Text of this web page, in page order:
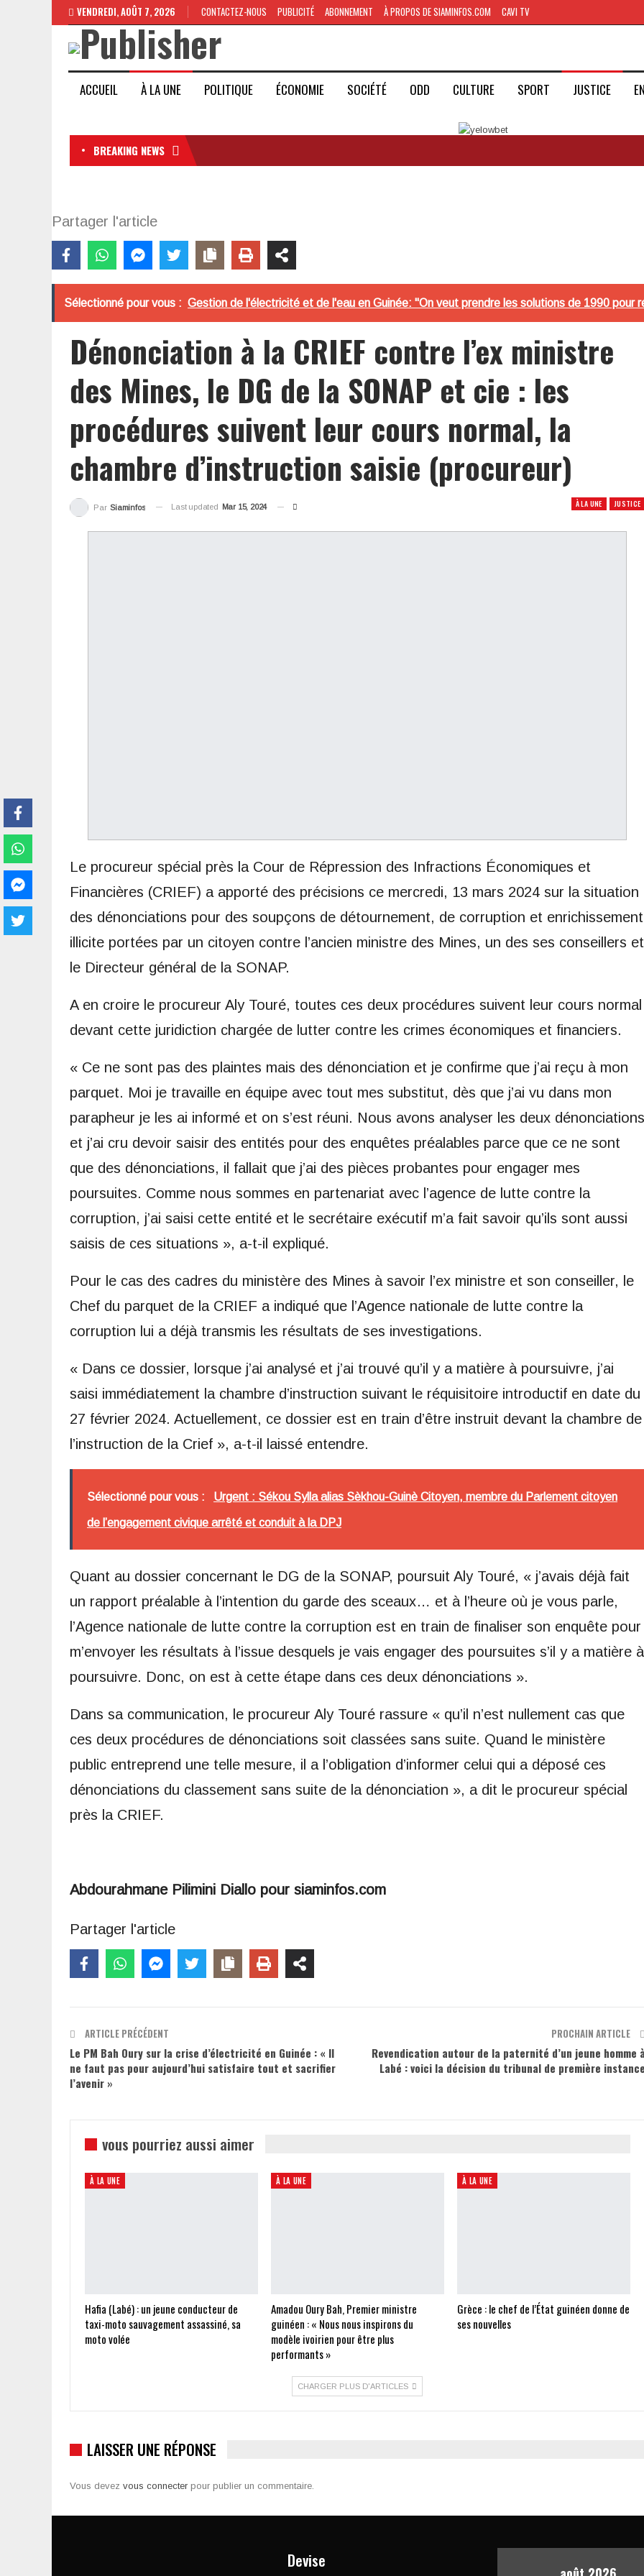
VENDREDI, AOÛT 7, 2026 CONTACTEZ-NOUS PUBLICITÉ ABONNEMENT À PROPOS DE SIAMINFOS.COM CAVI TV
ACCUEIL À LA UNE POLITIQUE ÉCONOMIE SOCIÉTÉ ODD CULTURE SPORT JUSTICE
BREAKING NEWS
Partager l'article
Sélectionné pour vous : Gestion de l'électricité et de l'eau en Guinée: "On veut prendre les solutions de 1990 pour
Dénonciation à la CRIEF contre l’ex ministre
des Mines, le DG de la SONAP et cie : les
procédures suivent leur cours normal, la
chambre d’instruction saisie (procureur)
À LA UNE JUSTICE
Par Siaminfos Last updated Mar 15, 2024
Le procureur spécial près la Cour de Répression des Infractions Économiques et
Financières (CRIEF) a apporté des précisions ce mercredi, 13 mars 2024 sur la situation
des dénonciations pour des soupçons de détournement, de corruption et enrichissement
illicite portées par un citoyen contre l’ancien ministre des Mines, un des ses conseillers et
le Directeur général de la SONAP.
A en croire le procureur Aly Touré, toutes ces deux procédures suivent leur cours normal
devant cette juridiction chargée de lutter contre les crimes économiques et financiers.
« Ce ne sont pas des plaintes mais des dénonciation et je confirme que j’ai reçu à mon
parquet. Moi je travaille en équipe avec tout mes substitut, dès que j’ai vu dans mon
parapheur je les ai informé et on s’est réuni. Nous avons analyser les deux dénonciations
et j’ai cru devoir saisir des entités pour des enquêtes préalables parce que ce ne sont
que des dénonciations, il fallait que j’ai des pièces probantes pour engager mes
poursuites. Comme nous sommes en partenariat avec l’agence de lutte contre la
corruption, j’ai saisi cette entité et le secrétaire exécutif m’a fait savoir qu’ils sont aussi
saisis de ces situations », a-t-il expliqué.
Pour le cas des cadres du ministère des Mines à savoir l’ex ministre et son conseiller, le
Chef du parquet de la CRIEF a indiqué que l’Agence nationale de lutte contre la
corruption lui a déjà transmis les résultats de ses investigations.
« Dans ce dossier, lorsque j’ai analysé et j’ai trouvé qu’il y a matière à poursuivre, j’ai
saisi immédiatement la chambre d’instruction suivant le réquisitoire introductif en date du
27 février 2024. Actuellement, ce dossier est en train d’être instruit devant la chambre de
l’instruction de la Crief », a-t-il laissé entendre.
Sélectionné pour vous : Urgent : Sékou Sylla alias Sèkhou-Guinè Citoyen, membre du Parlement citoyen
de l’engagement civique arrêté et conduit à la DPJ
Quant au dossier concernant le DG de la SONAP, poursuit Aly Touré, « j’avais déjà fait
un rapport préalable à l’intention du garde des sceaux… et à l’heure où je vous parle,
l’Agence nationale de lutte contre la corruption est en train de finaliser son enquête pour
m’envoyer les résultats à l’issue desquels je vais engager des poursuites s’il y a matière à
poursuivre. Donc, on est à cette étape dans ces deux dénonciations ».
Dans sa communication, le procureur Aly Touré rassure « qu’il n’est nullement cas que
ces deux procédures de dénonciations soit classées sans suite. Quand le ministère
public entreprend une telle mesure, il a l’obligation d’informer celui qui a déposé ces
dénonciations du classement sans suite de la dénonciation », a dit le procureur spécial
près la CRIEF.
Abdourahmane Pilimini Diallo pour siaminfos.com
Partager l'article
ARTICLE PRÉCÉDENT
Le PM Bah Oury sur la crise d’électricité en Guinée : « Il
ne faut pas pour aujourd’hui satisfaire tout et sacrifier
l’avenir »
PROCHAIN ARTICLE
Revendication autour de la paternité d’un jeune homme
Labé : voici la décision du tribunal de première
vous pourriez aussi aimer
À LA UNE
Hafia (Labé) : un jeune conducteur de
taxi-moto sauvagement assassiné, sa
moto volée
À LA UNE
Amadou Oury Bah, Premier ministre
guinéen : « Nous nous inspirons du
modèle ivoirien pour être plus
performants »
À LA UNE
Grèce : le chef de l’État guinéen donne de
ses nouvelles
CHARGER PLUS D'ARTICLES
LAISSER UNE RÉPONSE
Vous devez vous connecter pour publier un commentaire.
Devise